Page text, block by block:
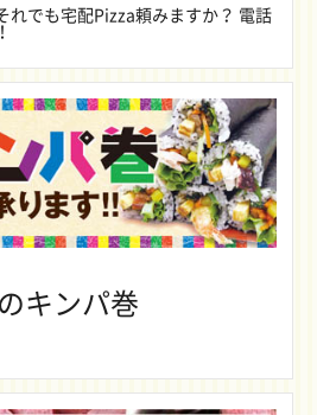
でも宅配Pizza頼みますか？ 電話
キンパ巻